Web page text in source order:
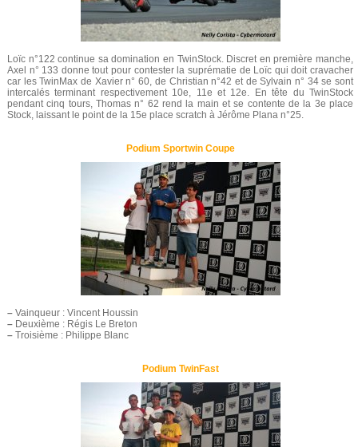
Loïc n°122 continue sa domination en TwinStock. Discret en première manche,
Axel n° 133 donne tout pour contester la suprématie de Loïc qui doit cravacher
car les TwinMax de Xavier n° 60, de Christian n°42 et de Sylvain n° 34 se sont
intercalés terminant respectivement 10e, 11e et 12e. En tête du TwinStock
pendant cinq tours, Thomas n° 62 rend la main et se contente de la 3e place
Stock, laissant le point de la 15e place scratch à Jérôme Plana n°25.
Podium Sportwin Coupe
– Vainqueur : Vincent Houssin
– Deuxième : Régis Le Breton
– Troisième : Philippe Blanc
Podium TwinFast